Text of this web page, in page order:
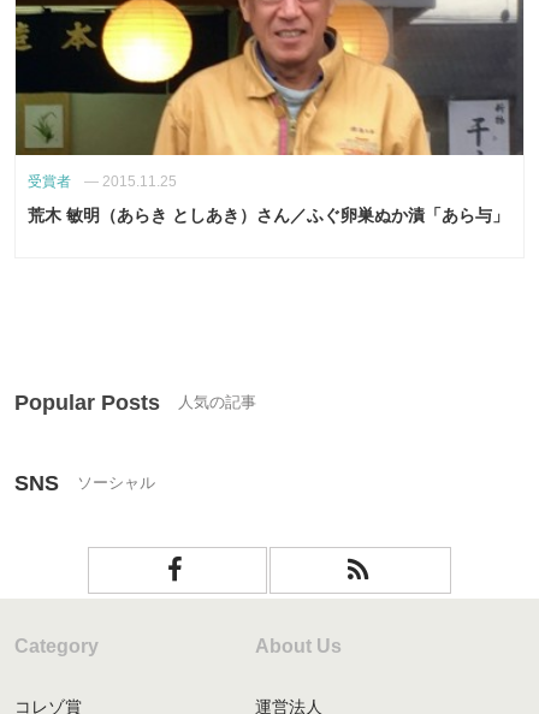
受賞者 — 2015.11.25
荒木 敏明（あらき としあき）さん／ふぐ卵巣ぬか漬「あら与」
Popular Posts
SNS
Category
コレゾ賞
About Us
運営法人